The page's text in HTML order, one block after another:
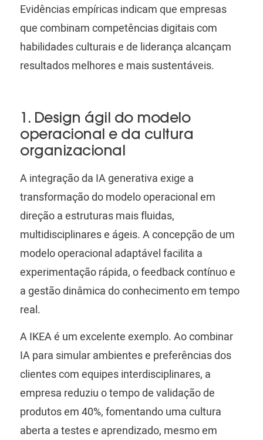
Evidências empíricas indicam que empresas
que combinam competências digitais com
habilidades culturais e de liderança alcançam
resultados melhores e mais sustentáveis.
1. Design ágil do modelo
operacional e da cultura
organizacional
A integração da IA ​​generativa exige a
transformação do modelo operacional em
direção a estruturas mais fluidas,
multidisciplinares e ágeis. A concepção de um
modelo operacional adaptável facilita a
experimentação rápida, o feedback contínuo e
a gestão dinâmica do conhecimento em tempo
real.
A IKEA é um excelente exemplo. Ao combinar
IA para simular ambientes e preferências dos
clientes com equipes interdisciplinares, a
empresa reduziu o tempo de validação de
produtos em 40%, fomentando uma cultura
aberta a testes e aprendizado, mesmo em